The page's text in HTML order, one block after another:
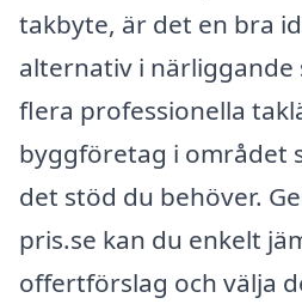
takbyte, är det en bra
alternativ i närliggande
flera professionella
byggföretag i området
det stöd du behöver.
pris.se kan du enkelt
offertförslag och välja